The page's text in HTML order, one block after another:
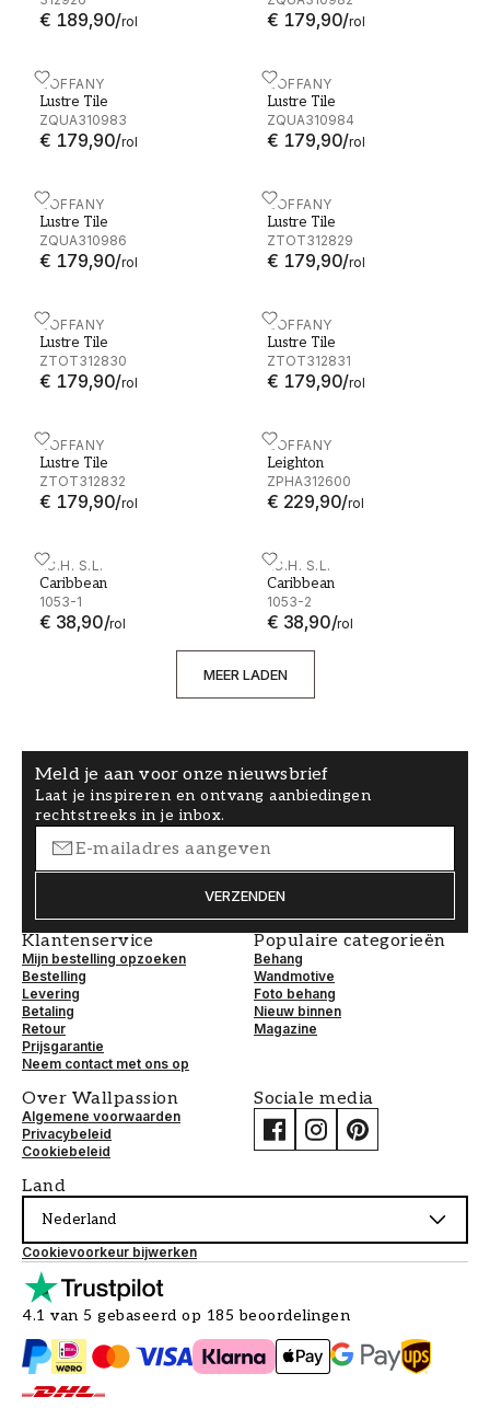
€ 189,90/rol € 179,90/rol
ZOFFANY
Lustre Tile
ZQUA310983
€ 179,90/rol
Lustre Tile - ZQUA310983 ZOFFANY
Lustre Tile
ZQUA310984
€ 179,90/rol
Lustre Tile - ZQUA310984
ZOFFANY
Lustre Tile
ZQUA310986
€ 179,90/rol
Lustre Tile - ZQUA310986 ZOFFANY
Lustre Tile
ZTOT312829
€ 179,90/rol
Lustre Tile - ZTOT312829
ZOFFANY
Lustre Tile
ZTOT312830
€ 179,90/rol
Lustre Tile - ZTOT312830 ZOFFANY
Lustre Tile
ZTOT312831
€ 179,90/rol
Lustre Tile - ZTOT312831
ZOFFANY
Lustre Tile
ZTOT312832
€ 179,90/rol
Lustre Tile - ZTOT312832 ZOFFANY
Leighton
ZPHA312600
€ 229,90/rol
Leighton - ZPHA312600
I.C.H. S.L.
Caribbean
1053-1
€ 38,90/rol
Caribbean - 1053-1 I.C.H. S.L.
Caribbean
1053-2
€ 38,90/rol
Caribbean - 1053-2
MEER LADEN
Meld je aan voor onze nieuwsbrief
Laat je inspireren en ontvang aanbiedingen
rechtstreeks in je inbox.
VERZENDEN
Klantenservice
Mijn bestelling opzoeken
Bestelling
Levering
Betaling
Retour
Prijsgarantie
Neem contact met ons op
Populaire categorieën
Behang
Wandmotive
Foto behang
Nieuw binnen
Magazine
Over Wallpassion
Algemene voorwaarden
Privacybeleid
Cookiebeleid
Sociale media
Land
Nederland
Cookievoorkeur bijwerken
4.1 van 5 gebaseerd op 185 beoordelingen